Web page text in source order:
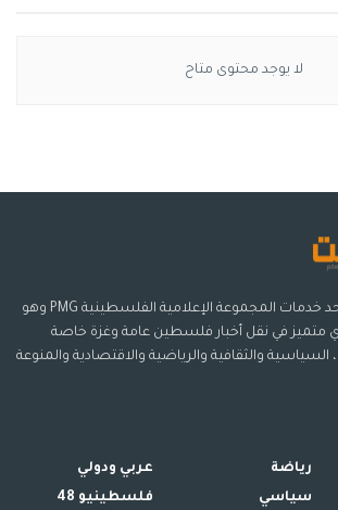
لا يوجد محتوى متاح
موقع غزة بوست هو احد خدمات المجموعة الإعلامية الفلسطينية PMG وهو
متميز في نقل أخبار فلسطين عامة وغزة خاصة
، السياسية والثقافية والرياضية والاقتصادية والمنوعة
رياضة
سياسي
عربي ودولي
فلسطينيو 48